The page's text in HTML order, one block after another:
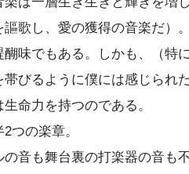
歌し、愛の獲得の音楽だ）
味でもある。しかも、（特
びるように僕には感じられ
命力を持つのである。
つの楽章。
音も舞台裏の打楽器の音も